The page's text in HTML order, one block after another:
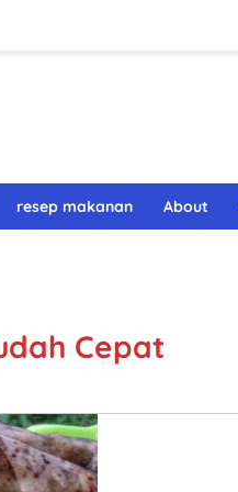
resep makanan About
Cepat